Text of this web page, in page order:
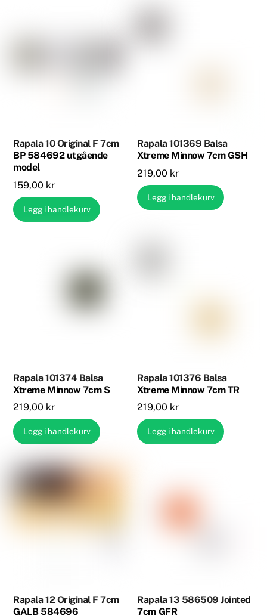
Rapala 10 Original F 7cm
BP 584692 utgående
model
159,00 kr
Legg i handlekurv
Rapala 101369 Balsa
Xtreme Minnow 7cm GSH
219,00 kr
Legg i handlekurv
Rapala 101374 Balsa
Xtreme Minnow 7cm S
219,00 kr
Legg i handlekurv
Rapala 101376 Balsa
Xtreme Minnow 7cm TR
219,00 kr
Legg i handlekurv
Rapala 12 Original F 7cm
GALB 584696
Rapala 13 586509 Jointed
7cm GFR